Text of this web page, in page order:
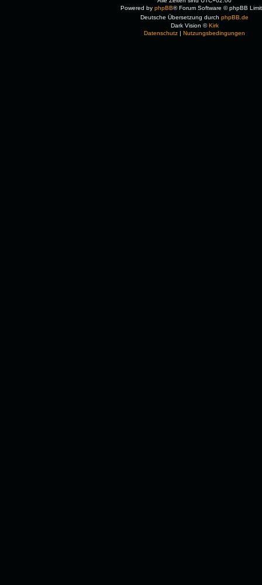
Powered by phpBB® Forum Software © phpBB
Deutsche Übersetzung durch phpBB.de
Dark Vision ©Kirk
Datenschutz | Nutzungsbedingungen